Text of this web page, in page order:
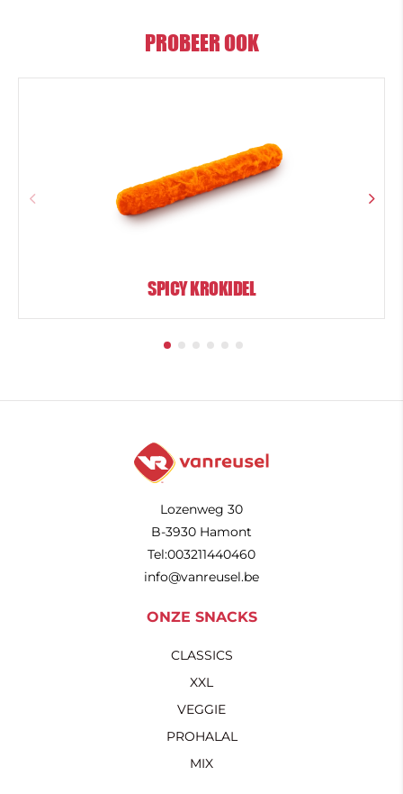
PROBEER OOK
SPICY KROKIDEL
Lozenweg 30
B-3930 Hamont
Tel:003211440460
info@vanreusel.be
ONZE SNACKS
CLASSICS
XXL
VEGGIE
PROHALAL
MIX